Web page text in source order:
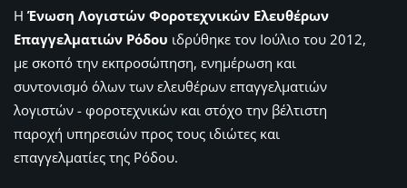
Η Ένωση Λογιστών Φοροτεχνικών Ελευθέρων
Επαγγελματιών Ρόδου ιδρύθηκε τον Ιούλιο του 2012,
με σκοπό την εκπροσώπηση, ενημέρωση και
συντονισμό όλων των ελευθέρων επαγγελματιών
λογιστών - φοροτεχνικών και στόχο την βέλτιστη
παροχή υπηρεσιών προς τους ιδιώτες και
επαγγελματίες της Ρόδου.